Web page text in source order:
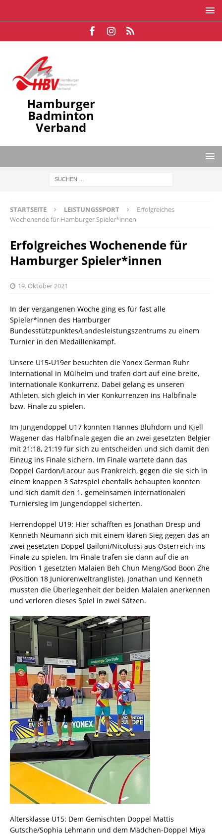
Hamburger
Badminton
Verband
STARTSEITE LEISTUNGSSPORT
Erfolgreiches
Wochenende für Hamburger Spieler*innen
Erfolgreiches Wochenende für
Hamburger Spieler*innen
19. Oktober 2021
In der vergangenen Woche ging es für fast alle
Spieler*innen des Hamburger
Bundesstützpunktes/Landesleistungszentrums zu einem
Turnier in den Medaillenkampf.
Unsere U15-U19er besuchten die Yonex German Ruhr
International in Mülheim und trafen dort auf eine breite,
internationale Konkurrenz. Dabei gelang es unseren
Athleten, sich gleich in vier Konkurrenzen ins Halbfinale
bzw. Finale zu spielen.
Im Jungendoppel U17 konnten Hannes Blühdorn und Kjell
Wagener das Halbfinale gegen die an zwei gesetzten Belgier
mit 21:18, 21:19 für sich zu entscheiden und sich damit den
Einzug ins Finale sichern. Im Finale wartete dann das
Doppel Gardon/Lacour aus Frankreich, gegen die sie sich in
einem knappen 3 Satzspiel ebenfalls behaupten konnten
und sich damit den 1. gemeinsamen internationalen
Turniersieg im Jungendoppel sicherten.
Herrendoppel U19: Hier schafften es Jonathan Dresp und
Kenneth Neumann sich mit einem klaren Sieg gegen das an
zwei gesetzten Doppel Bailoni/Nicolussi aus Österreich ins
Finale zu spielen. Im Finale trafen sie dann auf die an
Position 1 gesetzten Malaien Beh Chun Meng/God Boon Zhe
(Position 18 Juniorenweltrangliste). Jonathan und Kenneth
mussten die Überlegenheit der beiden Malaien anerkennen
und verloren dieses Spiel in zwei Sätzen.
Altersklasse U15: Dem Gemischten Doppel Mattis
Gutsche/Sophia Lehmann und dem Mädchen-Doppel Miya